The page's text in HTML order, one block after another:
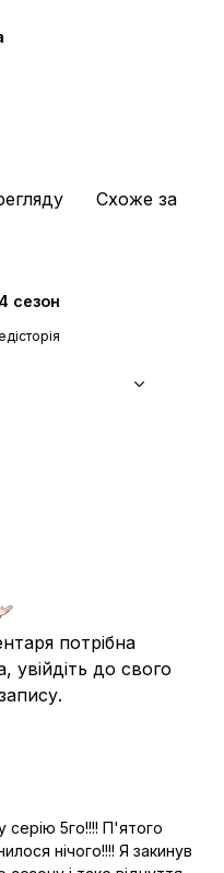
Схоже за
сезон
потрібна
увійдіть до свого
серію 5го!!!! П'ятого
нічого!!!! Я закинув